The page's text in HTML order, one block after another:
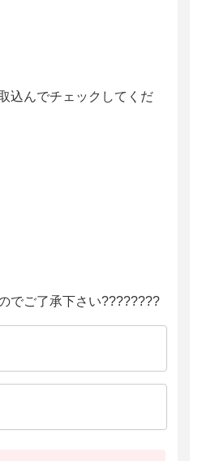
込んでチェックしてくだ
でご了承下さい????????